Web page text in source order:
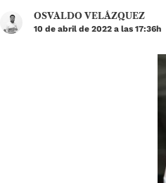
OSVALDO VELÁZQUEZ
10 de abril de 2022 a las 17:36h